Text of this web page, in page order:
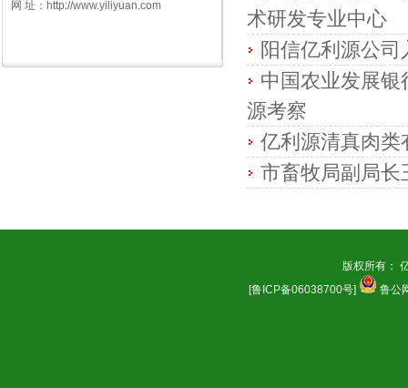
网 址：http://www.yiliyuan.com
术研发专业中心
阳信亿利源公
中国农业发展
源考察
亿利源清真肉
市畜牧局副局
版权所有：
[鲁ICP备06038700号]
鲁公